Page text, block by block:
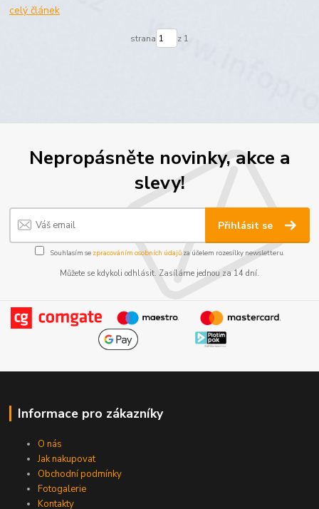
celý článek
strana z 1
Nepropásněte novinky, akce a
slevy!
Přihlásit se
Souhlasím se zpracováním osobních údajůza účelem rozesílky newsletteru.
Můžete se kdykoli odhlásit. Zasíláme jednou za 14 dní.
Informace pro zákazníky
O nás
Jak nakupovat
Obchodní podmínky
Fotogalerie
Kontakty